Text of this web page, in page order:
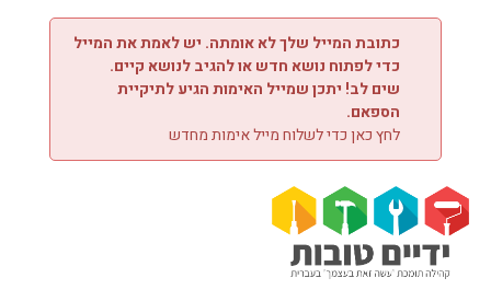
דילוג לתוכן
כתובת המייל שלך לא אומתה. יש לאמת את המייל
כדי לפתוח נושא חדש או להגיב לנושא קיים.
שים לב! יתכן שמייל האימות הגיע לתיקיית
הספאם.
לחץ כאן כדי לשלוח מייל אימות מחדש